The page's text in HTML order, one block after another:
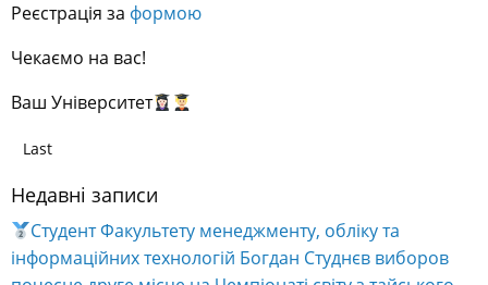
Реєстрація за формою
Чекаємо на вас!
Ваш Університет
Last
Недавні записи
Студент Факультету менеджменту, обліку та
інформаційних технологій Богдан Студнєв виборов